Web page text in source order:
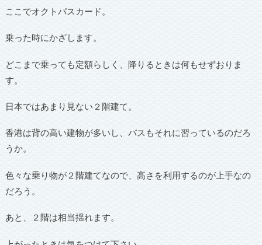
ここでオクトパスカード。
乗った時にかざします。
どこまで乗っても定額らしく、降りるときは何もせずおりま
す。
日本ではあまり見ない２階建て。
香港は背の高い建物が多いし、バスもそれに習っているのだろ
うか。
色々な乗り物が２階建てなので、高さを利用するのが上手なの
だろう。
あと、２階は相当揺れます。